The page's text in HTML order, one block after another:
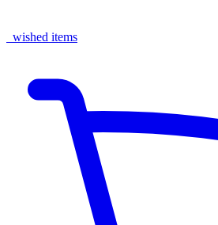
wished items